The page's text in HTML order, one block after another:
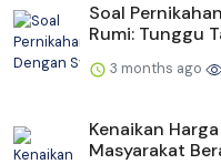
Soal
Rumi: Tunggu
3 months ago
Kenaikan
Masyarakat